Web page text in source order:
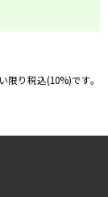
り税込(10%)です。